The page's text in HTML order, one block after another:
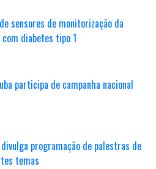
sensores de monitorização da
diabetes tipo 1
participa de campanha nacional
programação de palestras de
temas